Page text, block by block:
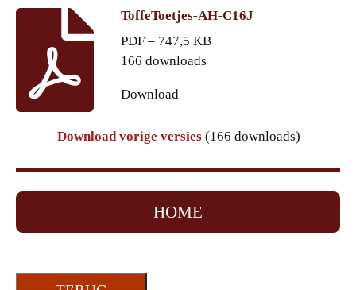
ToffeToetjes-AH-C16J
PDF – 747,5 KB
166 downloads
Download
Download vorige versies (166 downloads)
HOME